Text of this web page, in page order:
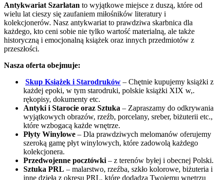
Antykwariat Szarlatan to wyjątkowe miejsce z duszą, które od
wielu lat cieszy się zaufaniem miłośników literatury i
kolekcjonerów. Nasz antykwariat to prawdziwa skarbnica dla
każdego, kto ceni sobie nie tylko wartość materialną, ale także
historyczną i emocjonalną książek oraz innych przedmiotów z
przeszłości.
Nasza oferta obejmuje:
Skup Książek i Starodruków – Chętnie kupujemy książki z
każdej epoki, w tym starodruki, polskie książki XIX w,.
rękopisy, dokumenty etc.
Antyki i Starocie oraz Sztuka – Zapraszamy do odkrywania
wyjątkowych obrazów, rzeźb, porcelany, sreber, biżuterii etc.,
które wzbogacą każde wnętrze.
Płyty Winylowe – Dla prawdziwych melomanów oferujemy
szeroką gamę płyt winylowych, które zadowolą każdego
kolekcjonera.
Przedwojenne pocztówki – z terenów byłej i obecnej Polski.
Sztuka PRL – malarstwo, rzeźba, szkło kolorowe, biżuteria i
inne dzieła z okresu PRL, które dodadzą Twojemu wnętrzu